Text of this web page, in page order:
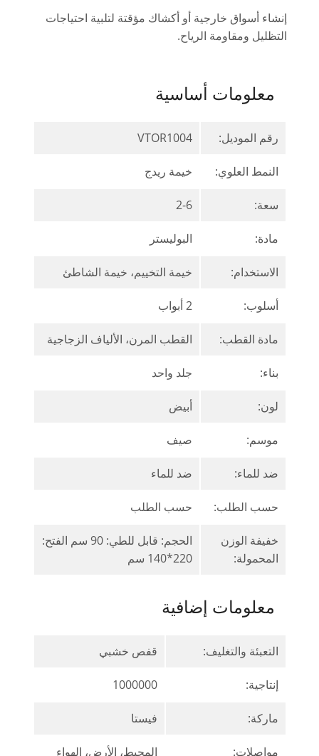
إنشاء أسواق خارجية أو أكشاك مؤقتة لتلبية احتياجات
التظليل ومقاومة الرياح.
معلومات أساسية
رقم الموديل: VTOR1004
النمط العلوي: خيمة ريدج
سعة: 2-6
مادة: البوليستر
الاستخدام: خيمة التخييم، خيمة الشاطئ
أسلوب: 2 أبواب
مادة القطب: القطب المرن، الألياف الزجاجية
بناء: جلد واحد
لون: أبيض
موسم: صيف
ضد للماء: ضد للماء
حسب الطلب: حسب الطلب
خفيفة الوزن
المحمولة:
الحجم: قابل للطي: 90 سم الفتح:
220*140 سم
معلومات إضافية
التعبئة والتغليف: قفص خشبي
إنتاجية: 1000000
ماركة: فيستا
مواصلات: المحيط، الأرض، الهواء